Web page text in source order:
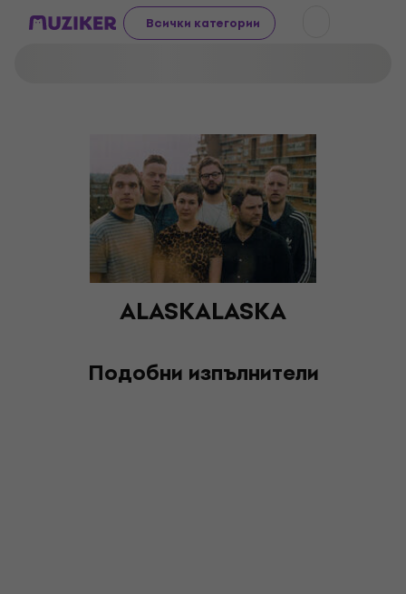
Всички категории
ALASKALASKA
Подобни изпълнители